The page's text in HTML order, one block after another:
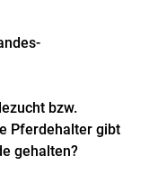
bzw.
Pferdehalter gibt
gehalten?